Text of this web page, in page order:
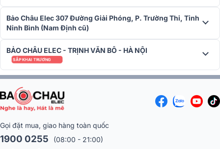
Top 10 Bàn mixer chuyên nghiệp cho sân
khấu hội trường
Bàn mixer là thiết bị không thể thiếu trong bộ
Châu Elec tìm hiểu top 10 bàn mixer chuyên
7. Hệ thống bus linh hoạt - Kiểm soát đa vùng âm
thanh
Mixer Yamaha MG12XU được trang bị hệ thống bus đa nhiệm gồm:
2 Group Bus + 1 Stereo Bus
2 AUX Send (bao gồm FX Send)
Bảo Châu Elec 307 Đường Giải Phóng, P. Trường Thi, Tỉnh
Ninh Bình (Nam Định cũ)
BẢO CHÂU ELEC - TRỊNH VĂN BÔ - HÀ NỘI
SẮP KHAI TRƯƠNG
Gọi đặt mua, giao hàng toàn quốc
1900 0255
(08:00 - 21:00)